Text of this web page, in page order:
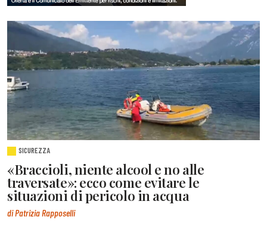
SICUREZZA
«Braccioli, niente alcool e no alle
traversate»: ecco come evitare le
situazioni di pericolo in acqua
di Patrizia Rapposelli